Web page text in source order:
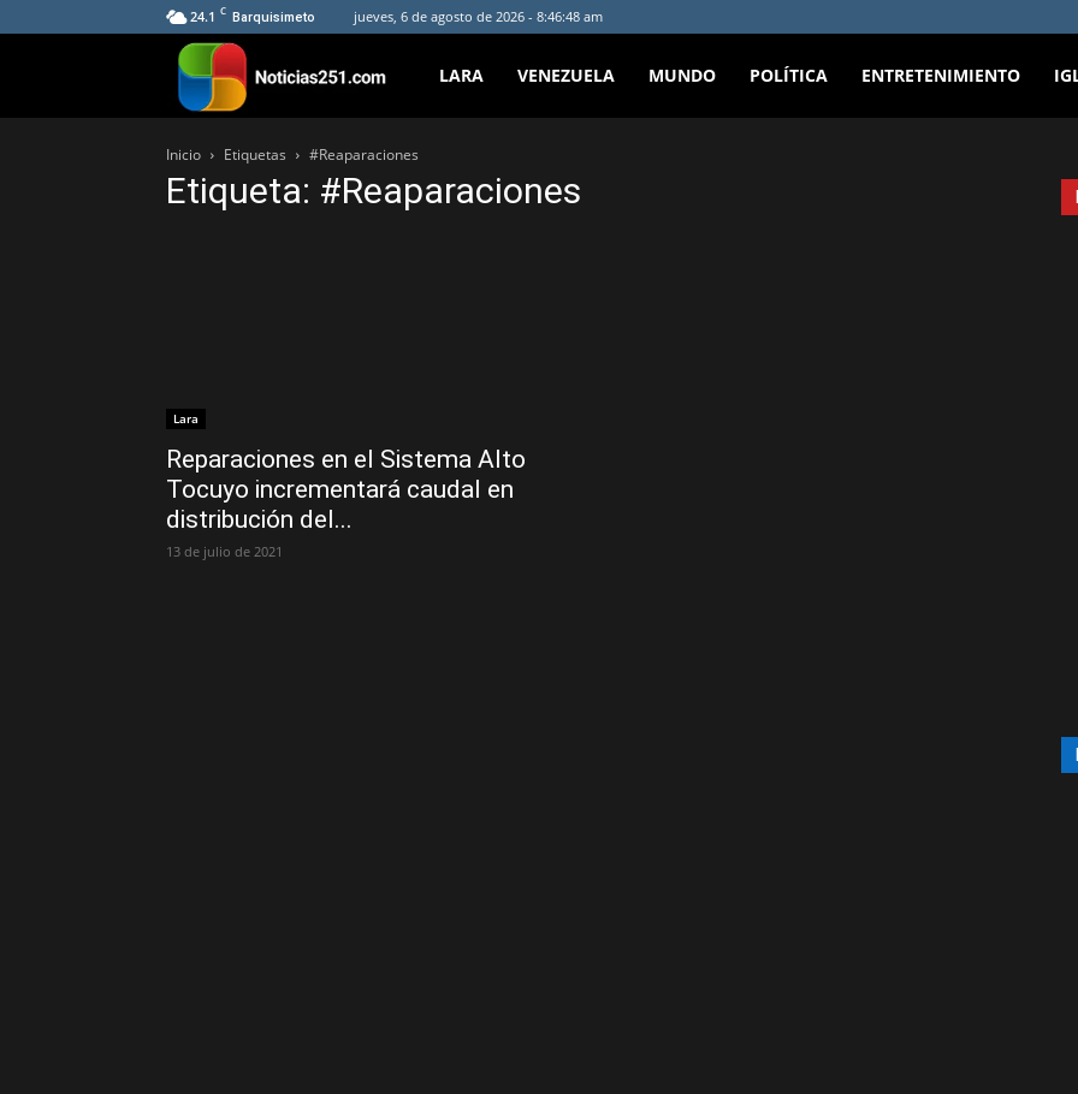
24.1 C Barquisimeto jueves, 6 de agosto de 2026 - 8:46:48 am
Noticias251
LARA VENEZUELA MUNDO POLÍTICA ENTRETENIMIENTO
Inicio Etiquetas #Reaparaciones
Etiqueta: #Reaparaciones
Lara
Reparaciones en el Sistema Alto
Tocuyo incrementará caudal en
distribución del...
13 de julio de 2021